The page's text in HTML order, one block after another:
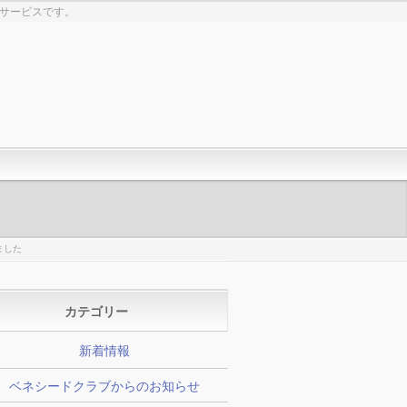
ービスです。
した
カテゴリー
新着情報
ベネシードクラブからのお知らせ